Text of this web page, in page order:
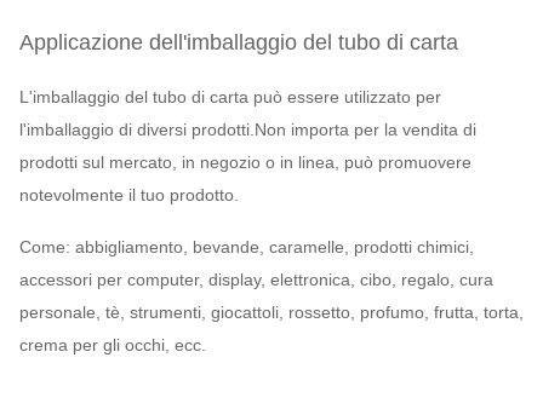
Applicazione dell'imballaggio del tubo di carta
L'imballaggio del tubo di carta può essere utilizzato per
l'imballaggio di diversi prodotti.Non importa per la vendita di
prodotti sul mercato, in negozio o in linea, può promuovere
notevolmente il tuo prodotto.
Come: abbigliamento, bevande, caramelle, prodotti chimici,
accessori per computer, display, elettronica, cibo, regalo, cura
personale, tè, strumenti, giocattoli, rossetto, profumo, frutta, torta,
crema per gli occhi, ecc.